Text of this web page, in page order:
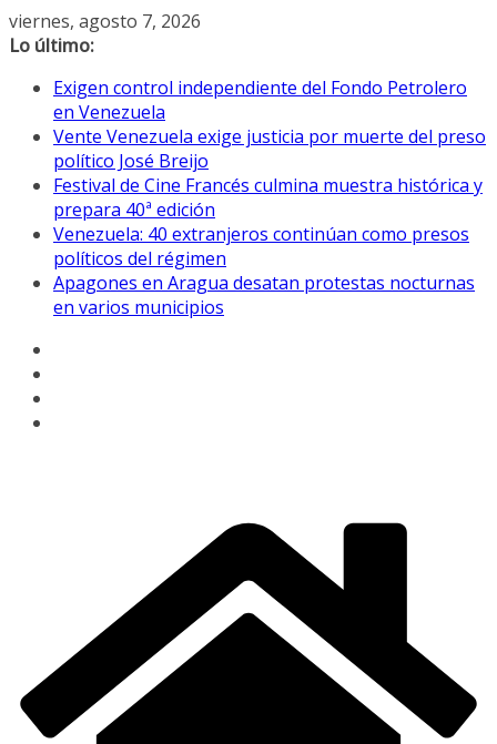
Saltar
al
viernes, agosto 7, 2026
Lo último:
Exigen control independiente del Fondo Petrolero
en Venezuela
Vente Venezuela exige justicia por muerte del preso
político José Breijo
Festival de Cine Francés culmina muestra histórica y
prepara 40ª edición
Venezuela: 40 extranjeros continúan como presos
políticos del régimen
Apagones en Aragua desatan protestas nocturnas
en varios municipios